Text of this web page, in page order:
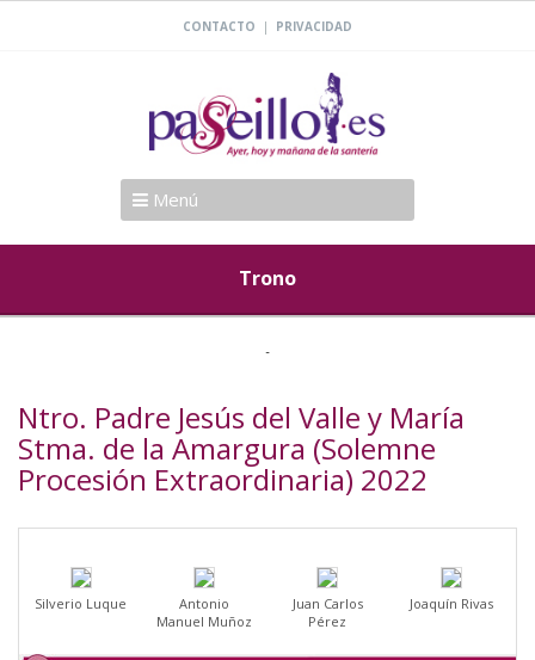
CONTACTO | PRIVACIDAD
Menú
Trono
Ntro. Padre Jesús del Valle y María
Stma. de la Amargura (Solemne
Procesión Extraordinaria) 2022
Silverio Luque
Antonio
Manuel Muñoz
Juan Carlos
Pérez
Joaquín Rivas